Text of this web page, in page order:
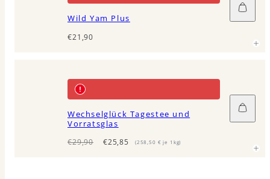
Wild Yam Plus
Regulärer
€21,90
Wechselglück Tagestee und
Vorratsglas
Regulärer
€29,90 Verkaufspreis
€25,85 (258,50 € je 1kg)